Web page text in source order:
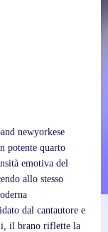
newyorkese
potente quarto
emotiva del
allo stesso
dal cantautore e
il brano riflette la